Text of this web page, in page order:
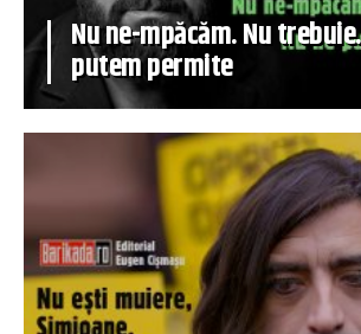
Nu ne-mpăcăm. Nu
putem permite